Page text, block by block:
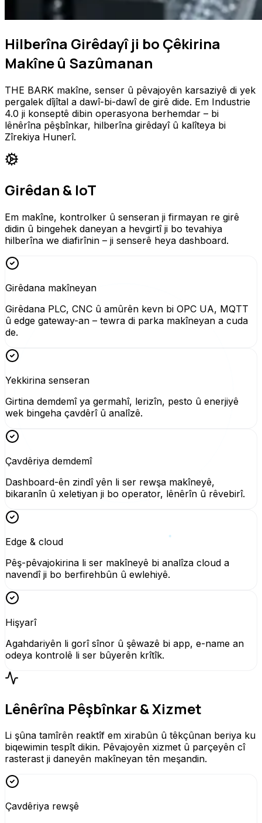
Hilberîna Girêdayî ji bo Çêkirina
Makîne û Sazûmanan
THE BARK makîne, senser û pêvajoyên karsaziyê di yek
pergalek dîjîtal a dawî-bi-dawî de girê dide. Em Industrie
4.0 ji konseptê dibin operasyona berhemdar – bi
lênêrîna pêşbînkar, hilberîna girêdayî û kalîteya bi
Zîrekiya Hunerî.
Girêdan & IoT
Em makîne, kontrolker û senseran ji firmayan re girê
didin û bingehek daneyan a hevgirtî ji bo tevahiya
hilberîna we diafirînin – ji senserê heya dashboard.
Girêdana makîneyan
Girêdana PLC, CNC û amûrên kevn bi OPC UA, MQTT
û edge gateway-an – tewra di parka makîneyan a cuda
de.
Yekkirina senseran
Girtina demdemî ya germahî, lerizîn, pesto û enerjiyê
wek bingeha çavdêrî û analîzê.
Çavdêriya demdemî
Dashboard-ên zindî yên li ser rewşa makîneyê,
bikaranîn û xeletiyan ji bo operator, lênêrîn û rêvebirî.
Edge & cloud
Pêş-pêvajokirina li ser makîneyê bi analîza cloud a
navendî ji bo berfirehbûn û ewlehiyê.
Hişyarî
Agahdariyên li gorî sînor û şêwazê bi app, e-name an
odeya kontrolê li ser bûyerên krîtîk.
Lênêrîna Pêşbînkar & Xizmet
Li şûna tamîrên reaktîf em xirabûn û têkçûnan beriya ku
biqewimin tespît dikin. Pêvajoyên xizmet û parçeyên cî
rasterast ji daneyên makîneyan tên meşandin.
Çavdêriya rewşê